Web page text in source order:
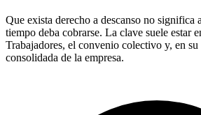
Que exista derecho a descanso no significa
tiempo deba cobrarse. La clave suele estar
Trabajadores, el convenio colectivo y, en su
consolidada de la empresa.